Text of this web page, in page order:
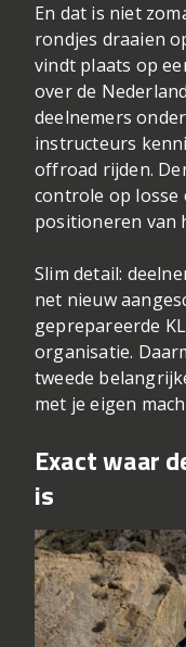
En dat is niet
rondjes draaien
vindt plaats op
over de
deelnemers
instructeurs
offroad rijden.
controle op
positioneren van
Slim detail:
net nieuw
geprepareerde
organisatie.
tweede
met je eigen
Exact waar
is